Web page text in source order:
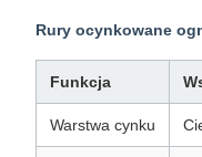
Rury ocynkowane
Funkcja
Warstwa cynku